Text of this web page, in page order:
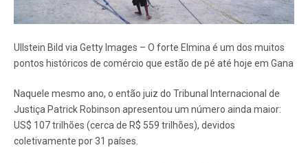
Ullstein Bild via Getty Images – O forte Elmina é um dos muitos
pontos históricos de comércio que estão de pé até hoje em Gana
Naquele mesmo ano, o então juiz do Tribunal Internacional de
Justiça Patrick Robinson apresentou um número ainda maior:
US$ 107 trilhões (cerca de R$ 559 trilhões), devidos
coletivamente por 31 países.